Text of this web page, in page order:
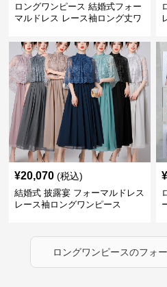
ロングワンピース 結婚式フォー
マルドレス レース袖ロング丈ワ
¥20,070 (税込)
結婚式 披露宴 フォーマルドレス
レース袖ロングワンピース
¥
ロングワンピースのフォ